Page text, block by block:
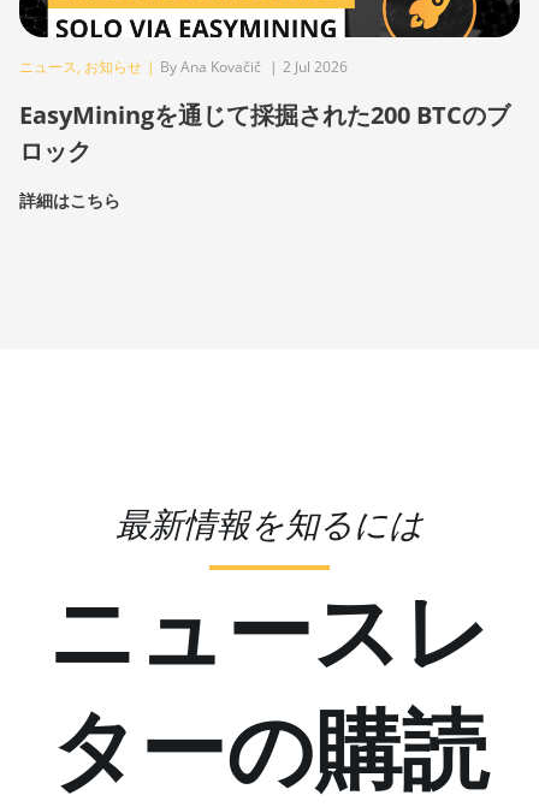
ニュース, お知らせ | By Ana Kovačič | 2 Jul 2026
EasyMiningを通じて採掘された200 BTCのブ
ロック
詳細はこちら
最新情報を知るには
ニュースレ
ターの購読